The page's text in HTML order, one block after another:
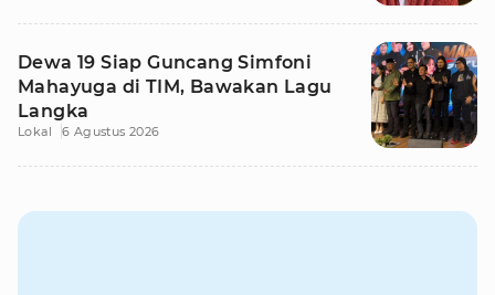
Dewa 19 Siap Guncang Simfoni
Mahayuga di TIM, Bawakan Lagu
Langka
Lokal 6 Agustus 2026